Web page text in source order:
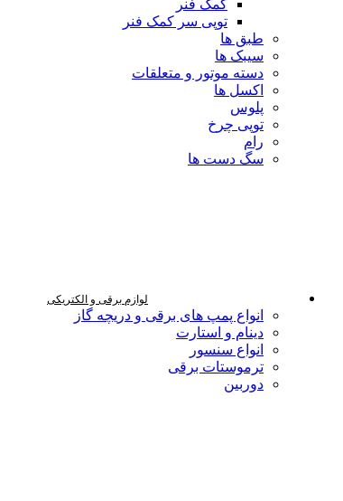
کمک فنر
توپی سر کمک فنر
طبق ها
سیبک ها
دسته موتور و متعلقات
اکسل ها
پلوس
توپی چرخ
رام
سگ دست ها
لوازم برقی و الکتریکی
انواع پمپ های برقی و دریچه گاز
دینام و استارت
انواع سنسور
ترموستات برقی
دوربین